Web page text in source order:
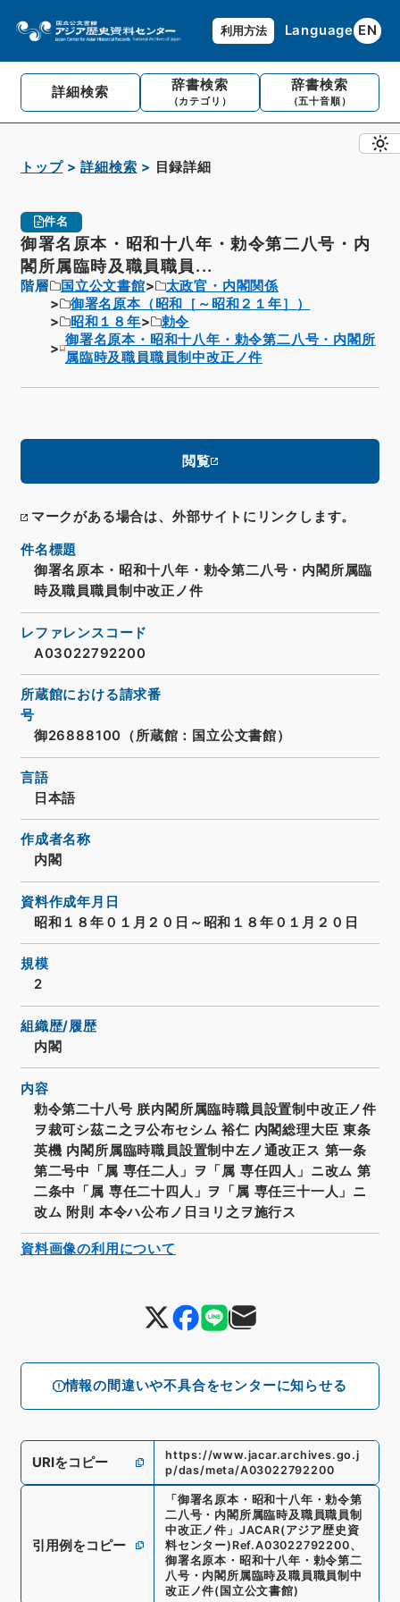
利用方法 Language EN
詳細検索 辞書検索
（カテゴリ）
辞書検索
（五十音順）
トップ 詳細検索 目録詳細
件名
御署名原本・昭和十八年・勅令第二八号・内
閣所属臨時及職員職員...
階層 国立公文書館
太政官・内閣関係
御署名原本（昭和［～昭和２１年］）
昭和１８年
勅令
御署名原本・昭和十八年・勅令第二八号・内閣所
属臨時及職員職員制中改正ノ件
閲覧
マークがある場合は、外部サイトにリンクします。
情報の間違いや不具合をセンターに知らせる
件名標題
御署名原本・昭和十八年・勅令第二八号・内閣所属臨
時及職員職員制中改正ノ件
レファレンスコード
A03022792200
所蔵館における請求番
号
御26888100（所蔵館：国立公文書館）
言語
日本語
作成者名称
内閣
資料作成年月日
昭和１８年０１月２０日～昭和１８年０１月２０日
規模
2
組織歴/履歴
内閣
内容
勅令第二十八号 朕内閣所属臨時職員設置制中改正ノ件
ヲ裁可シ茲ニ之ヲ公布セシム 裕仁 内閣総理大臣 東条
英機 内閣所属臨時職員設置制中左ノ通改正ス 第一条
第二号中「属 専任二人」ヲ「属 専任四人」ニ改ム 第
二条中「属 専任二十四人」ヲ「属 専任三十一人」ニ
改ム 附則 本令ハ公布ノ日ヨリ之ヲ施行ス
URIをコピー
https://www.jacar.archives.go.j
p/das/meta/A03022792200
引用例をコピー
「 御署名原本・昭和十八年・勅令第
二八号・内閣所属臨時及職員職員制
中改正ノ件 」 JACAR(アジア歴史資
料センター) Ref.A03022792200、
御署名原本・昭和十八年・勅令第二
八号・内閣所属臨時及職員職員制中
改正ノ件( 国立公文書館)
資料画像の利用について